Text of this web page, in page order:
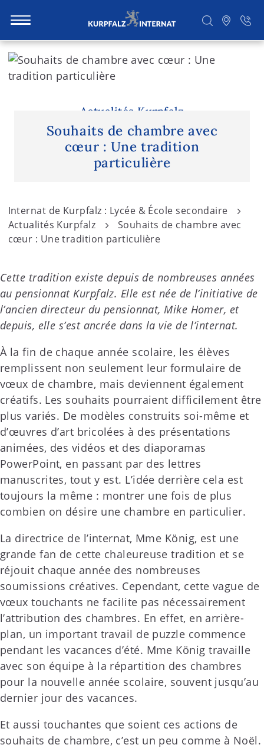
S
Actualités Kurpfalz
Souhaits de chambre avec
cœur : Une tradition
particulière
Internat de Kurpfalz : Lycée & École secondaire
Actualités Kurpfalz
Souhaits de chambre avec
cœur : Une tradition particulière
Cette tradition existe depuis de nombreuses années
au pensionnat Kurpfalz. Elle est née de l’initiative de
l’ancien directeur du pensionnat, Mike Homer, et
depuis, elle s’est ancrée dans la vie de l’internat.
À la fin de chaque année scolaire, les élèves
remplissent non seulement leur formulaire de
vœux de chambre, mais deviennent également
créatifs. Les souhaits pourraient difficilement être
plus variés. De modèles construits soi-même et
d’œuvres d’art bricolées à des présentations
animées, des vidéos et des diaporamas
PowerPoint, en passant par des lettres
manuscrites, tout y est. L’idée derrière cela est
toujours la même : montrer une fois de plus
combien on désire une chambre en particulier.
La directrice de l’internat, Mme König, est une
grande fan de cette chaleureuse tradition et se
réjouit chaque année des nombreuses
soumissions créatives. Cependant, cette vague de
vœux touchants ne facilite pas nécessairement
l’attribution des chambres. En effet, en arrière-
plan, un important travail de puzzle commence
pendant les vacances d’été. Mme König travaille
avec son équipe à la répartition des chambres
pour la nouvelle année scolaire, souvent jusqu’au
dernier jour des vacances.
Et aussi touchantes que soient ces actions de
souhaits de chambre, c’est un peu comme à Noël.